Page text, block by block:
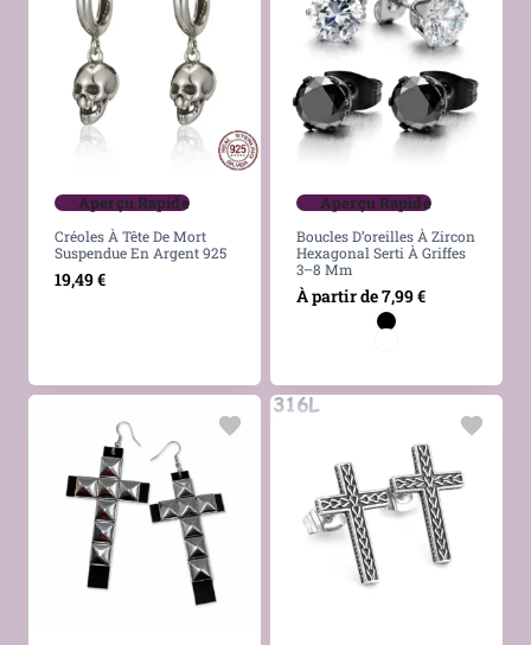
Aperçu Rapide
Créoles À Tête De Mort
Suspendue En Argent 925
19,49€
Aperçu Rapide
Boucles D’oreilles À Zircon
Hexagonal Serti À Griffes
3–8 Mm
À partir de7,99€